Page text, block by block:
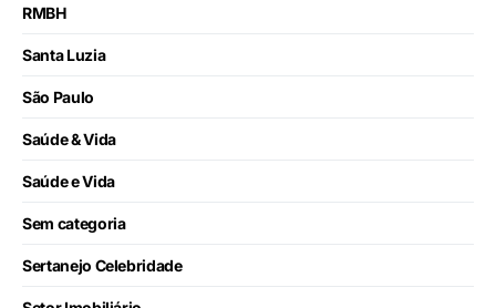
RMBH
Santa Luzia
São Paulo
Saúde & Vida
Saúde e Vida
Sem categoria
Sertanejo Celebridade